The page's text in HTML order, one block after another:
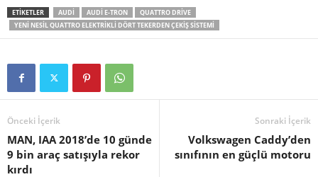
ETIKETLER AUDI AUDI E-TRON
QUATTRO DRIVE
YENI NESIL QUATTRO ELEKTRIKLI DÖRT TEKERDEN ÇEKIŞ SISTEMI
Önceki İçerik
MAN, IAA 2018’de 10 günde
9 bin araç satışıyla rekor
kırdı
Sonraki İçerik
Volkswagen Caddy’den
sınıfının en güçlü motoru